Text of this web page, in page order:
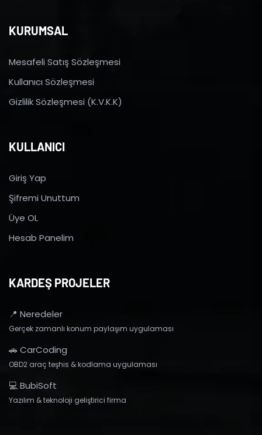
KURUMSAL
Mesafeli Satış Sözleşmesi
Kullanıcı Sözleşmesi
Gizlilik Sözleşmesi (K.V.K.K)
KULLANICI
Giriş Yap
Şifremi Unuttum
Üye OL
Hesab Panelim
KARDEŞ PROJELER
📍 Neredeler
Gerçek zamanlı konum paylaşım uygulaması
🚗 CarCoding
OBD2 araç teşhis & kodlama uygulaması
💻 BubiSoft
Yazılım & teknoloji geliştirici firma